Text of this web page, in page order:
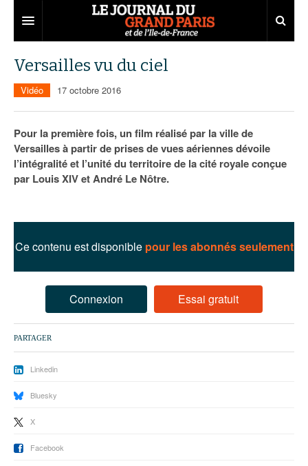
Territoires
Aménagement
Collectivités
Institutions
Entreprises
Développement économique
Emploi
Innovation
Transport
Départements
75
78
91
94
95
Carnet
Portraits
Agenda
Éditions précédentes
Le podcast
Ecouter les épisodes
Versailles vu du ciel
Vidéo 17 octobre 2016
Pour la première fois, un film réalisé par la ville de
Versailles à partir de prises de vues aériennes dévoile
l’intégralité et l’unité du territoire de la cité royale conçue
par Louis XIV et André Le Nôtre.
Ce contenu est disponible pour les abonnés seulement
Connexion Essai gratuit
PARTAGER
Linkedin
Bluesky
X
Facebook